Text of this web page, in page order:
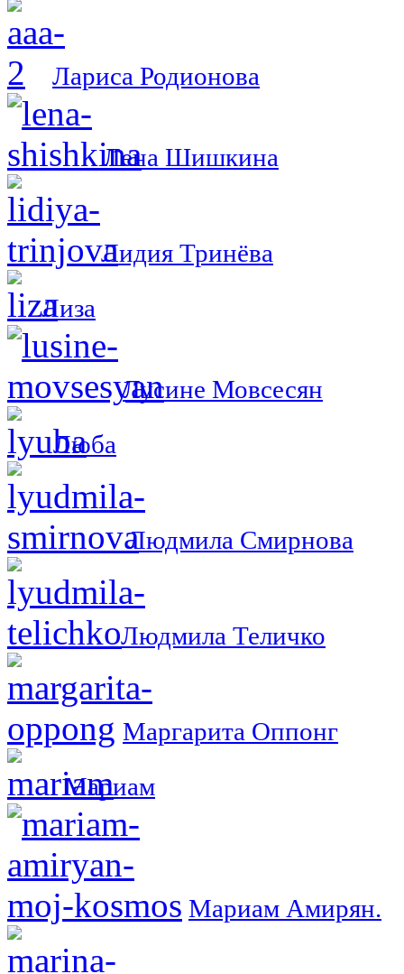
Лариса Родионова
Лена Шишкина
Лидия Тринёва
Лиза
Лусине Мовсесян
Люба
Людмила Смирнова
Людмила Теличко
Маргарита Оппонг
Мариам
Мариам Амирян.